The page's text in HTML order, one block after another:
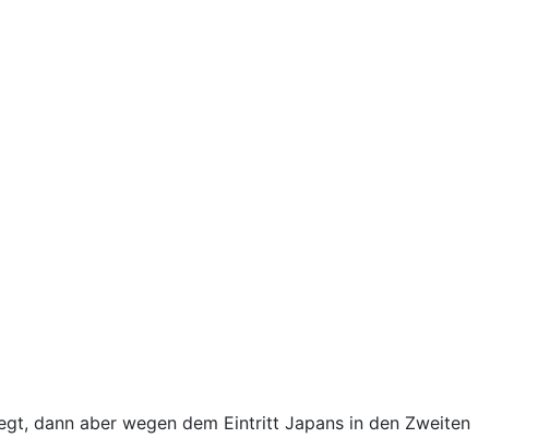
dann aber wegen dem Eintritt Japans in den Zweiten